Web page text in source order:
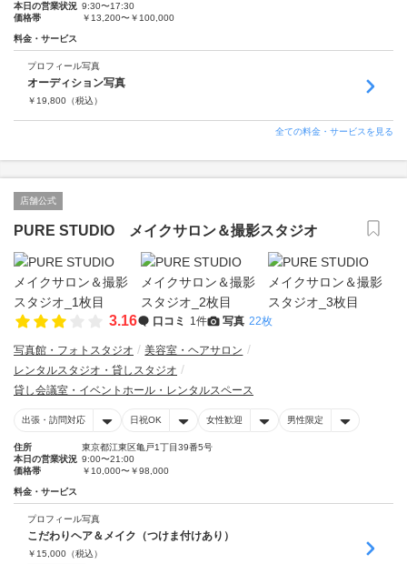
本日の営業状況 9:30〜17:30
価格帯
￥13,200〜￥100,000
料金・サービス
プロフィール写真
オーディション写真
￥ 19,800 （税込）
全ての料金・サービスを見る
店舗公式
PURE STUDIO メイクサロン＆撮影スタジオ
3.16 口コミ 1件 写真 22枚
写真館・フォトスタジオ
美容室・ヘアサロン
レンタルスタジオ・貸しスタジオ
貸し会議室・イベントホール・レンタルスペース
出張・訪問対応 日祝OK 女性歓迎 男性限定
住所
東京都江東区亀戸1丁目39番5号
本日の営業状況 9:00〜21:00
価格帯
￥10,000〜￥98,000
料金・サービス
プロフィール写真
こだわりヘア＆メイク（つけま付けあり）
￥ 15,000 （税込）